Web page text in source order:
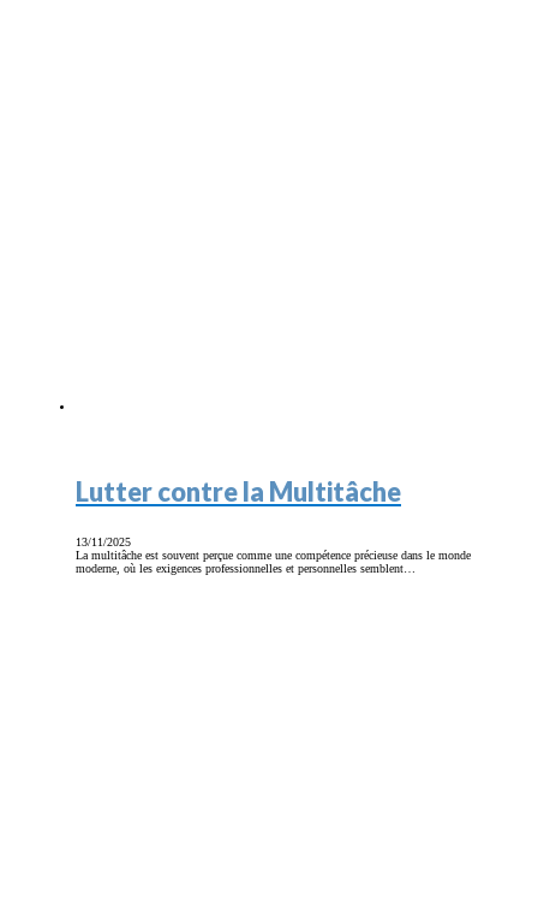
Lutter contre la Multitâche
13/11/2025
La multitâche est souvent perçue comme une compétence précieuse dans le monde
moderne, où les exigences professionnelles et personnelles semblent…